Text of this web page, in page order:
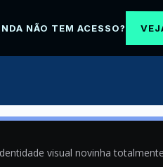
NÃO TEM ACESSO?
visual novinha